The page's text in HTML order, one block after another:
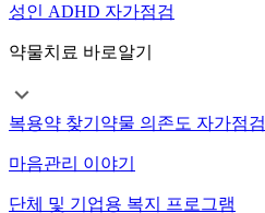
성인 ADHD 자가점검
약물치료 바로알기
복용약 찾기 약물 의존도 자가점검
마음관리 이야기
단체 및 기업용 복지 프로그램